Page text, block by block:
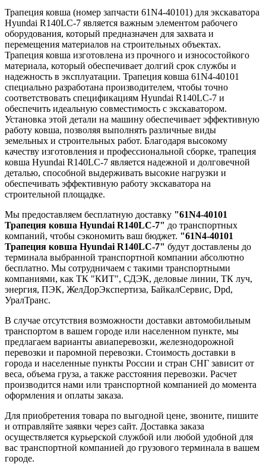
Трапеция ковша (номер запчасти 61N4-40101) для экскаватора
Hyundai R140LC-7 является важным элементом рабочего
оборудования, который предназначен для захвата и
перемещения материалов на строительных объектах.
Трапеция ковша изготовлена из прочного и износостойкого
материала, который обеспечивает долгий срок службы и
надежность в эксплуатации. Трапеция ковша 61N4-40101
специально разработана производителем, чтобы точно
соответствовать спецификациям Hyundai R140LC-7 и
обеспечить идеальную совместимость с экскаватором.
Установка этой детали на машину обеспечивает эффективную
работу ковша, позволяя выполнять различные виды
земельных и строительных работ. Благодаря высокому
качеству изготовления и профессиональной сборке, трапеция
ковша Hyundai R140LC-7 является надежной и долговечной
деталью, способной выдерживать высокие нагрузки и
обеспечивать эффективную работу экскаватора на
строительной площадке.
Мы предоставляем бесплатную доставку "61N4-40101
Трапеция ковша Hyundai R140LC-7" до транспортных
компаний, чтобы сэкономить ваш бюджет. "61N4-40101
Трапеция ковша Hyundai R140LC-7" будут доставлены до
терминала выбранной транспортной компании абсолютно
бесплатно. Мы сотрудничаем с такими транспортными
компаниями, как ТК "КИТ", СДЭК, деловые линии, ТК луч,
энергия, ПЭК, ЖелДорЭкспертиза, БайкалСервис, Dpd,
УралТранс.
В случае отсутствия возможности доставки автомобильным
транспортом в вашем городе или населенном пункте, мы
предлагаем варианты авиаперевозки, железнодорожной
перевозки и паромной перевозки. Стоимость доставки в
города и населенные пункты России и стран СНГ зависит от
веса, объема груза, а также расстояния перевозки. Расчет
производится нами или транспортной компанией до момента
оформления и оплаты заказа.
Для приобретения товара по выгодной цене, звоните, пишите
и отправляйте заявки через сайт. Доставка заказа
осуществляется курьерской службой или любой удобной для
вас транспортной компанией до грузового терминала в вашем
городе.